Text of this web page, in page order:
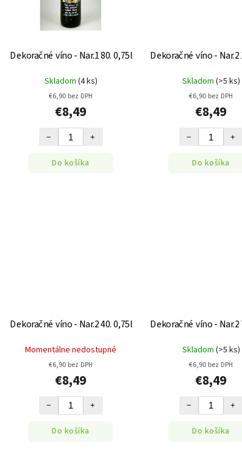
Dekoračné víno - Nar.1 80. 0,75l
Skladom (4 ks)
€6,90 bez DPH
€8,49
+
−
Do košíka
Dekoračné víno - Nar.2
Skladom (>5 ks)
€6,90 bez DPH
€8,49
+
−
Do košíka
Dekoračné víno - Nar.2 40. 0,75l
Momentálne nedostupné
€6,90 bez DPH
€8,49
+
−
Do košíka
Dekoračné víno - Nar.2
Skladom (>5 ks)
€6,90 bez DPH
€8,49
+
−
Do košíka